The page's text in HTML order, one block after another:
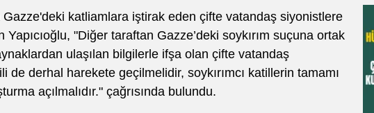
Gazze'deki katliamlara iştirak eden çifte vatandaş siyonistlere
Yapıcıoğlu, "Diğer taraftan Gazze’deki soykırım suçuna ortak
ulaşılan bilgilerle ifşa olan çifte vatandaş
de derhal harekete geçilmelidir, soykırımcı katillerin tamamı
açılmalıdır." çağrısında bulundu.